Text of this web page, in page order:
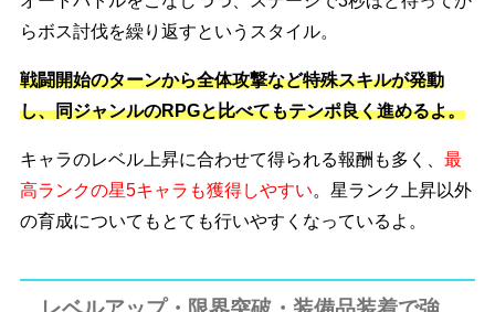
らボス討伐を繰り返すというスタイル。
戦闘開始のターンから全体攻撃など特殊スキルが発動
し、同ジャンルのRPGと比べてもテンポ良く進めるよ。
キャラのレベル上昇に合わせて得られる報酬も多く
最
高ランクの星5キャラも獲得しやすい。星ランク上昇以外
の育成についてもとても行いやすくなっているよ。